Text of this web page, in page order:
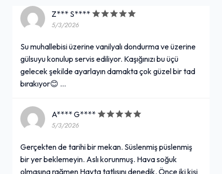
Z*** S****
5/3/2026
Su muhallebisi üzerine vanilyalı dondurma ve üzerine
gülsuyu konulup servis ediliyor. Kaşığınızı bu üçü
gelecek şekilde ayarlayın damakta çok güzel bir tad
bırakıyor😊 …
A**** G****
5/3/2026
Gerçekten de tarihi bir mekan. Süslenmiş püslenmiş
bir yer beklemeyin. Aslı korunmuş. Hava soğuk
olmasına rağmen Hayta tatlısını denedik. Önce iki kişi